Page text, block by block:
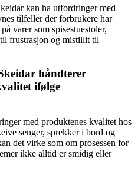
kan ha utfordringer med
tilfeller der forbrukere har
varer som spisestuestoler,
frustrasjon og mistillit til
håndterer
ifølge
med produktenes kvalitet hos
senger, sprekker i bord og
det virke som om prosessen for
ikke alltid er smidig eller